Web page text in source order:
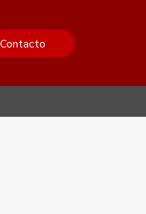
Contacto